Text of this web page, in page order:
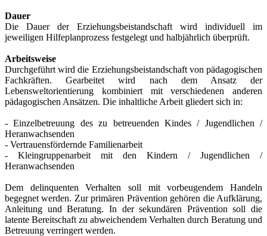
Dauer
Die Dauer der Erziehungsbeistandschaft wird individuell im
jeweiligen Hilfeplanprozess festgelegt und halbjährlich überprüft.
Arbeitsweise
Durchgeführt wird die Erziehungsbeistandschaft von pädagogischen
Fachkräften. Gearbeitet wird nach dem Ansatz der
Lebensweltorientierung kombiniert mit verschiedenen anderen
pädagogischen Ansätzen. Die inhaltliche Arbeit gliedert sich in:
- Einzelbetreuung des zu betreuenden Kindes / Jugendlichen /
Heranwachsenden
- Vertrauensfördernde Familienarbeit
- Kleingruppenarbeit mit den Kindern / Jugendlichen /
Heranwachsenden
Dem delinquenten Verhalten soll mit vorbeugendem Handeln
begegnet werden. Zur primären Prävention gehören die Aufklärung,
Anleitung und Beratung. In der sekundären Prävention soll die
latente Bereitschaft zu abweichendem Verhalten durch Beratung und
Betreuung verringert werden.